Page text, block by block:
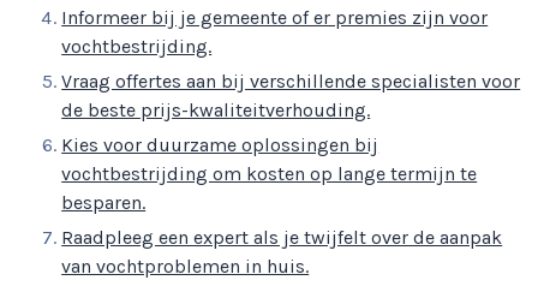
Informeer bij je gemeente of er premies zijn voor
vochtbestrijding.
Vraag offertes aan bij verschillende specialisten voor
de beste prijs-kwaliteitverhouding.
Kies voor duurzame oplossingen bij
vochtbestrijding om kosten op lange termijn te
besparen.
Raadpleeg een expert als je twijfelt over de aanpak
van vochtproblemen in huis.